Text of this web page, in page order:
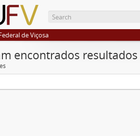
de Viçosa
encontrados resultados